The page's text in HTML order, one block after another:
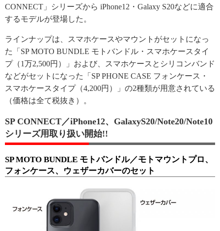
CONNECT」シリーズから iPhone12・Galaxy S20などに適合
するモデルが登場した。
ラインナップは、スマホケースやマウントがセットになっ
た「SP MOTO BUNDLE モトバンドル・スマホケースタイ
プ（1万2,500円）」および、スマホケースとシリコンバンド
などがセットになった「SP PHONE CASE フォンケース・
スマホケースタイプ（4,200円）」の2種類が用意されている
（価格は全て税抜き）。
SP CONNECT／iPhone12、GalaxyS20/Note20/Note10
シリーズ用取り扱い開始!!
SP MOTO BUNDLE モトバンドル／モトマウントプロ、
フォンケース、ウェザーカバーのセット